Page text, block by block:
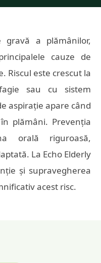
gravă a plămânilor,
cauze de
Riscul este crescut la
sau cu sistem
aspirație apare când
plămâni. Prevenția
orală riguroasă,
La Echo Elderly
și supravegherea
acest risc.